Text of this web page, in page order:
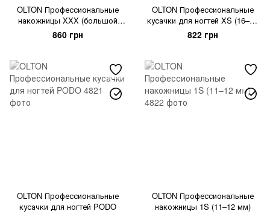
OLTON Профессиональные
накожницы XXX (большой
топорик)
860 грн
OLTON Профессиональные
кусачки для ногтей XS (16–17
мм)
822 грн
OLTON Профессиональные
кусачки для ногтей PODO
OLTON Профессиональные
накожницы 1S (11–12 мм)